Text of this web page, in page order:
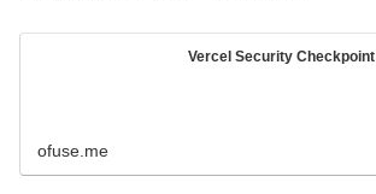
Vercel Security Checkpoint
ofuse.me